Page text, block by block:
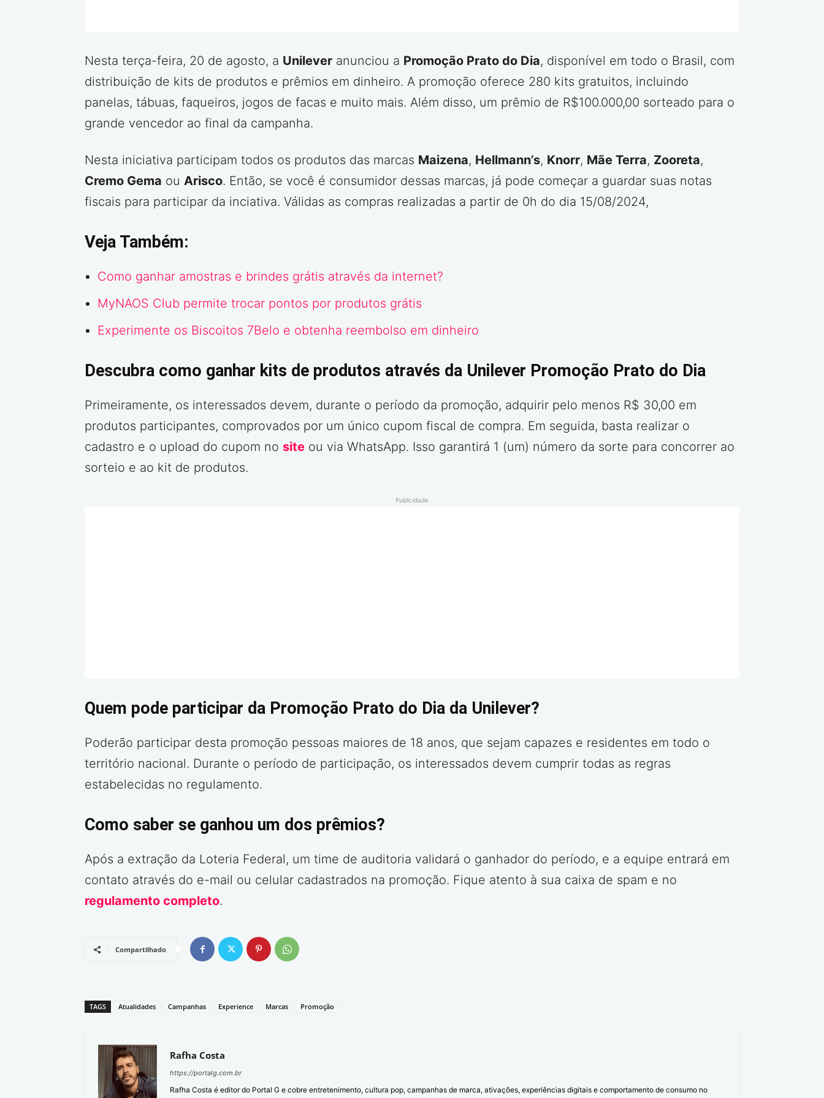
Nesta terça-feira, 20 de agosto, a Unilever anunciou a Promoção Prato do Dia, disponível em todo o Brasil, com
distribuição de kits de produtos e prêmios em dinheiro. A promoção oferece 280 kits gratuitos, incluindo
panelas, tábuas, faqueiros, jogos de facas e muito mais. Além disso, um prêmio de R$100.000,00 sorteado para o
grande vencedor ao final da campanha.
Nesta iniciativa participam todos os produtos das marcas Maizena, Hellmann’s, Knorr, Mãe Terra, Zooreta,
Cremo Gema ou Arisco. Então, se você é consumidor dessas marcas, já pode começar a guardar suas notas
fiscais para participar da inciativa. Válidas as compras realizadas a partir de 0h do dia 15/08/2024,
Veja Também:
Como ganhar amostras e brindes grátis através da internet?
MyNAOS Club permite trocar pontos por produtos grátis
Experimente os Biscoitos 7Belo e obtenha reembolso em dinheiro
Descubra como ganhar kits de produtos através da Unilever Promoção Prato do Dia
Primeiramente, os interessados devem, durante o período da promoção, adquirir pelo menos R$ 30,00 em
produtos participantes, comprovados por um único cupom fiscal de compra. Em seguida, basta realizar o
cadastro e o upload do cupom no site ou via WhatsApp. Isso garantirá 1 (um) número da sorte para concorrer ao
sorteio e ao kit de produtos.
Publicidade
Quem pode participar da Promoção Prato do Dia da Unilever?
Poderão participar desta promoção pessoas maiores de 18 anos, que sejam capazes e residentes em todo o
território nacional. Durante o período de participação, os interessados devem cumprir todas as regras
estabelecidas no regulamento.
Como saber se ganhou um dos prêmios?
Após a extração da Loteria Federal, um time de auditoria validará o ganhador do período, e a equipe entrará em
contato através do e-mail ou celular cadastrados na promoção. Fique atento à sua caixa de spam e no
regulamento completo.
Compartilhado
TAGS Atualidades Campanhas Experience Marcas Promoção
Rafha Costa
https://portalg.com.br
Rafha Costa é editor do Portal G e cobre entretenimento, cultura pop, campanhas de marca, ativações, experiências digitais e comportamento de consumo no